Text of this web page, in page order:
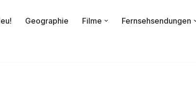
Geographie Filme Fernsehsendungen